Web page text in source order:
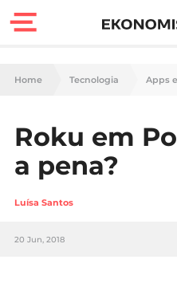
Finanças
Carreira
Casa
Home Tecnologia Apps
Roku em
a pena?
Luísa Santos
20 Jun, 2018